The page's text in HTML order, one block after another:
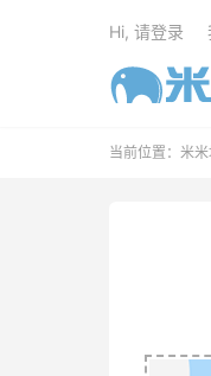
Hi, 请登录
当前位置： 米米